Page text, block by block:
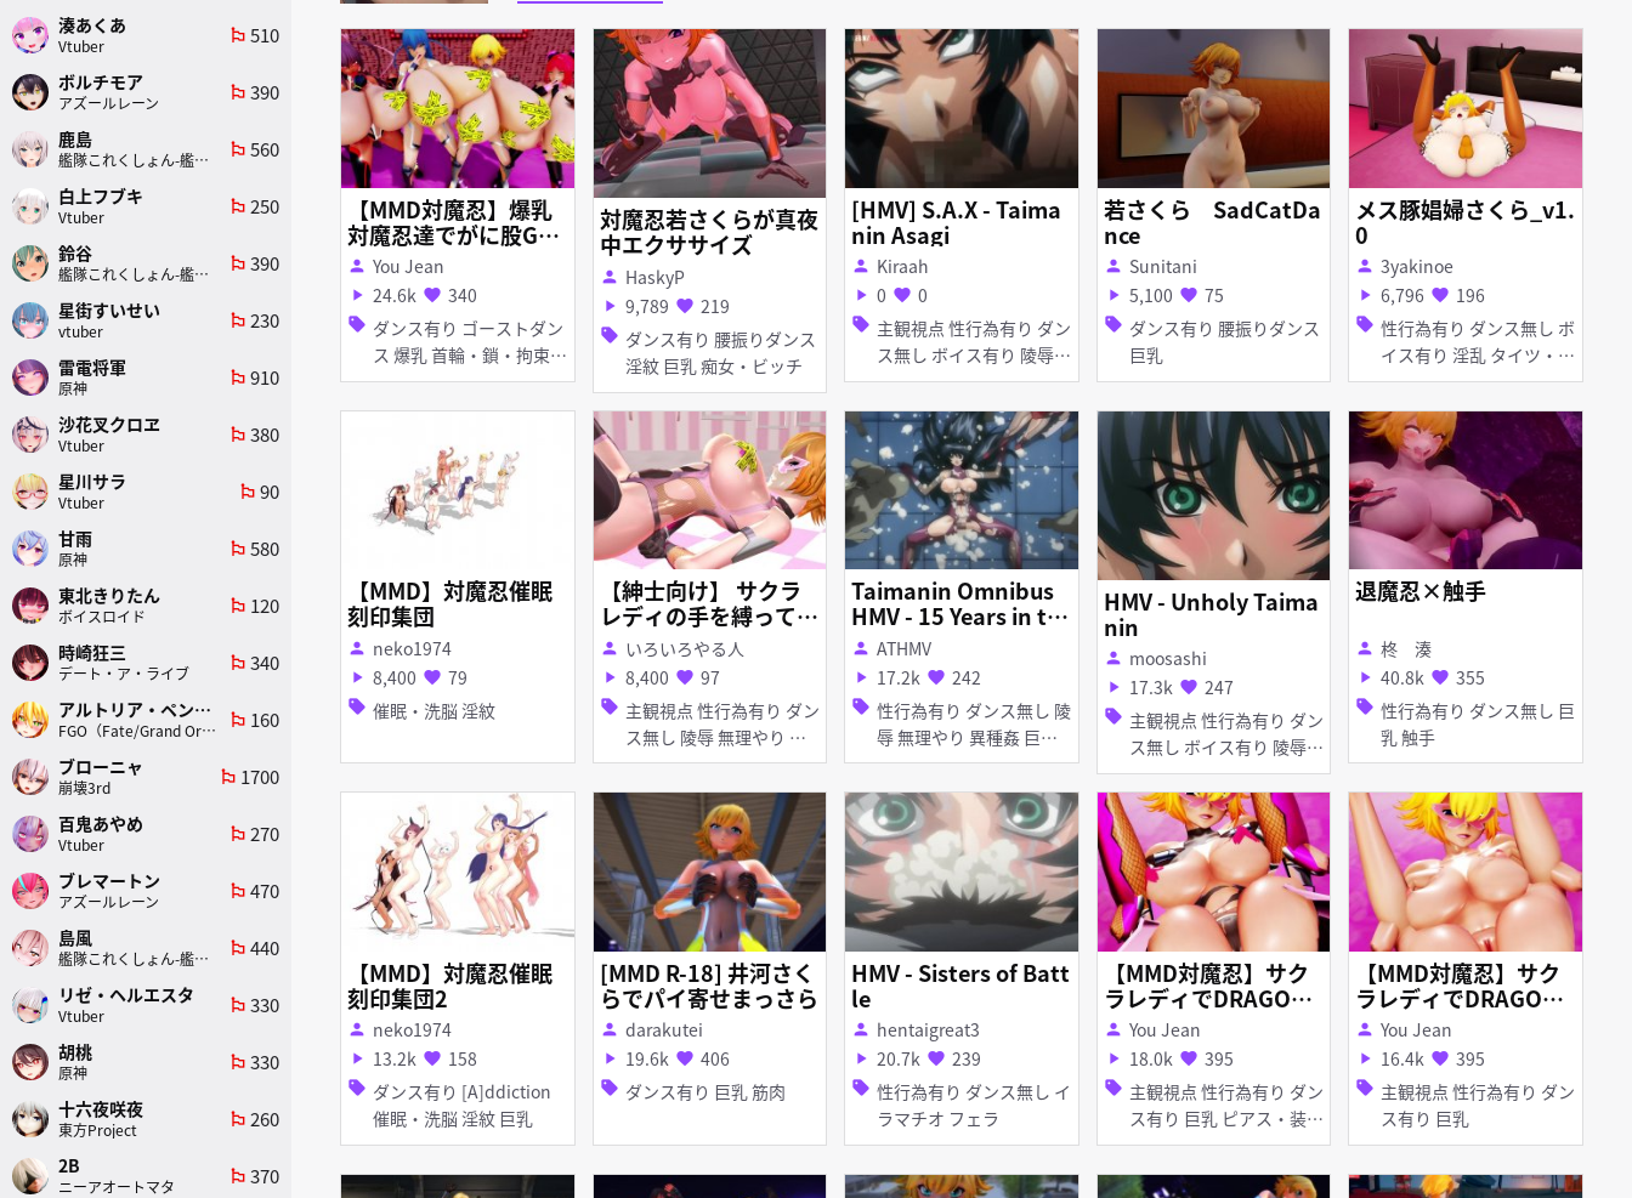
【MMD対魔忍】爆乳
対魔忍達でがに股Gho
stDance【Model D
L】
person You Jean
play_arrow 24.6k favorite 340
sell ダンス有り ゴーストダン
ス 爆乳 首輪・鎖・拘束具
ピアス・装飾品 脱衣
対魔忍若さくらが真夜
中エクササイズ
person HaskyP
play_arrow 9,789 favorite 219
sell ダンス有り 腰振りダンス
淫紋 巨乳 痴女・ビッチ
[HMV] S.A.X - Taima
nin Asagi
person Kiraah
play_arrow 0 favorite 0
sell 主観視点 性行為有り ダン
ス無し ボイス有り 陵辱
無理やり 異種姦 巨乳 イ
ラマチオ 顔射 フェラ 乱
交 輪姦
若さくら SadCatDa
nce
person Sunitani
play_arrow 5,100 favorite 75
sell ダンス有り 腰振りダンス
巨乳
メス豚娼婦さくら_v1.
0
person 3yakinoe
play_arrow 6,796 favorite 196
sell 性行為有り ダンス無し ボ
イス有り 淫乱 タイツ・ス
トッキング メイド服
【MMD】対魔忍催眠
刻印集団
person neko1974
play_arrow 8,400 favorite 79
sell 催眠・洗脳 淫紋
【紳士向け】 サクラ
レディの手を縛って無
理やりおせっせ 【対
魔忍MMD】
person いろいろやる人
play_arrow 8,400 favorite 97
sell 主観視点 性行為有り ダン
ス無し 陵辱 無理やり 淫
乱 バイブ・ローター ピア
ス・装飾品 拘束
Taimanin Omnibus
HMV - 15 Years in th
e Chaos Arena
person ATHMV
play_arrow 17.2k favorite 242
sell 性行為有り ダンス無し 陵
辱 無理やり 異種姦 巨乳
首輪・鎖・拘束具 目隠し
アナル責め イラマチオ 顔
射 拘束 口内射精 触手 手
コキ フェラ 輪姦
HMV - Unholy Taima
nin
person moosashi
play_arrow 17.3k favorite 247
sell 主観視点 性行為有り ダン
ス無し ボイス有り 陵辱
無理やり 異種姦 巨乳 レ
オタード アヘ顔 イラマチ
オ 拘束 フェラ 輪姦 口内
射精
退魔忍×触手
person 柊 湊
play_arrow 40.8k favorite 355
sell 性行為有り ダンス無し 巨
乳 触手
【MMD】対魔忍催眠
刻印集団2
person neko1974
play_arrow 13.2k favorite 158
sell ダンス有り [A]ddiction
催眠・洗脳 淫紋 巨乳
[MMD R-18] 井河さく
らでパイ寄せまっさら
person darakutei
play_arrow 19.6k favorite 406
sell ダンス有り 巨乳 筋肉
HMV - Sisters of Batt
le
person hentaigreat3
play_arrow 20.7k favorite 239
sell 性行為有り ダンス無し イ
ラマチオ フェラ
【MMD対魔忍】サク
ラレディでDRAGONL
ADY【Model DL】
person You Jean
play_arrow 18.0k favorite 395
sell 主観視点 性行為有り ダン
ス有り 巨乳 ピアス・装飾
品 レオタード アヘ顔
【MMD対魔忍】サク
ラレディでDRAGONL
ADY～全裸Ver～【Mo
del DL】
person You Jean
play_arrow 16.4k favorite 395
sell 主観視点 性行為有り ダン
ス有り 巨乳
湊あくあ
Vtuber
emoji_flags 510
ボルチモア
アズールレーン
emoji_flags 390
鹿島
艦隊これくしょん-艦これ-
emoji_flags 560
白上フブキ
Vtuber
emoji_flags 250
鈴谷
艦隊これくしょん-艦これ-
emoji_flags 390
星街すいせい
vtuber
emoji_flags 230
雷電将軍
原神
emoji_flags 910
沙花叉クロヱ
Vtuber
emoji_flags 380
星川サラ
Vtuber
emoji_flags 90
甘雨
原神
emoji_flags 580
東北きりたん
ボイスロイド
emoji_flags 120
時崎狂三
デート・ア・ライブ
emoji_flags 340
アルトリア・ペンドラゴン(ランサー)
FGO（Fate/Grand Order）
emoji_flags 160
ブローニャ
崩壊3rd
emoji_flags 1700
百鬼あやめ
Vtuber
emoji_flags 270
ブレマートン
アズールレーン
emoji_flags 470
島風
艦隊これくしょん-艦これ-
emoji_flags 440
リゼ・ヘルエスタ
Vtuber
emoji_flags 330
胡桃
原神
emoji_flags 330
十六夜咲夜
東方Project
emoji_flags 260
2B
ニーアオートマタ
emoji_flags 370